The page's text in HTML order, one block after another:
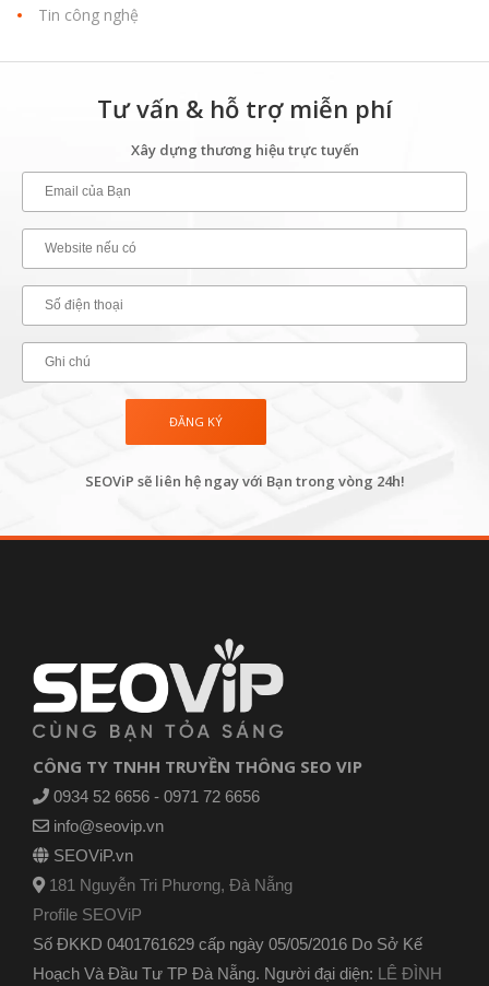
Tin công nghệ
Tư vấn & hỗ trợ miễn phí
Xây dựng thương hiệu trực tuyến
SEOViP sẽ liên hệ ngay với Bạn trong vòng 24h!
CÔNG TY TNHH TRUYỀN THÔNG SEO VIP
0934 52 6656 - 0971 72 6656
info@seovip.vn
SEOViP.vn
181 Nguyễn Tri Phương, Đà Nẵng
Profile SEOViP
Số ĐKKD 0401761629 cấp ngày 05/05/2016 Do Sở Kế
Hoạch Và Đầu Tư TP Đà Nẵng. Người đại diện: LÊ ĐÌNH